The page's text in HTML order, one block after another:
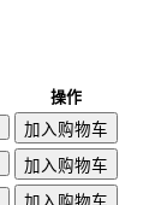
操作
加入购物车
加入购物车